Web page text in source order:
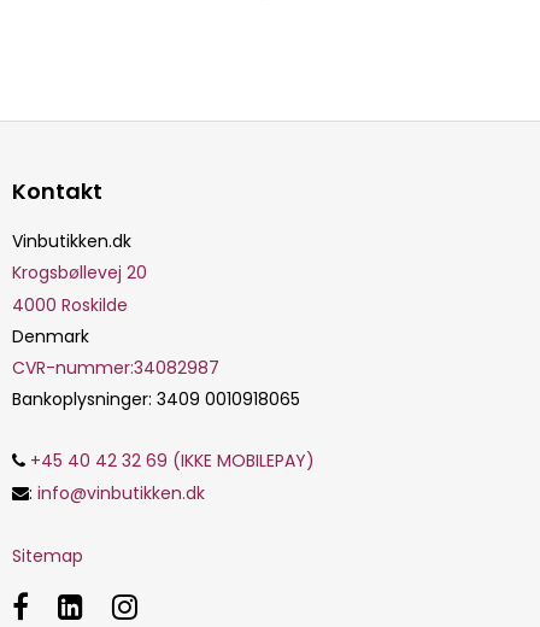
Kontakt
Vinbutikken.dk
Krogsbøllevej 20
4000 Roskilde
Denmark
CVR-nummer:34082987
Bankoplysninger: 3409 0010918065
+45 40 42 32 69 (IKKE MOBILEPAY)
: info@vinbutikken.dk
Sitemap